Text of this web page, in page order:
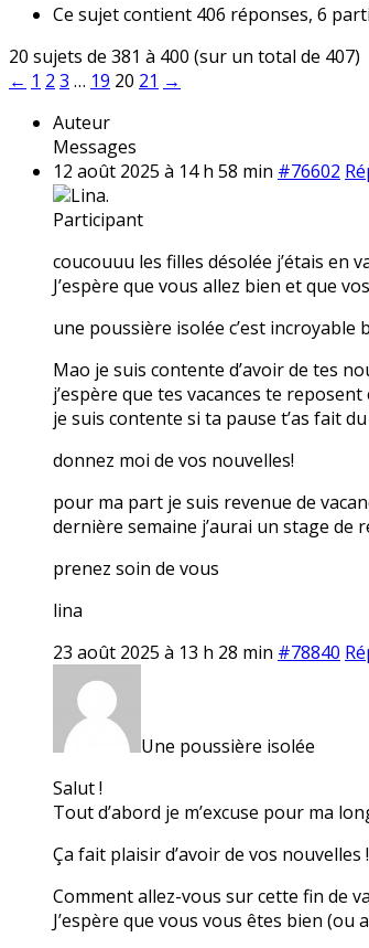
Ce sujet contient 406 réponses, 6
20 sujets de 381 à 400 (sur un total de 407)
← 1 2 3 … 19 20 21 →
Auteur
Messages
12 août 2025 à 14 h 58 min #76602
Lina.
Participant
coucouuu les filles désolée j’étais en
J’espère que vous allez bien et que
une poussière isolée c’est
Mao je suis contente d’avoir de tes
j’espère que tes vacances te
je suis contente si ta pause t’as fait
donnez moi de vos nouvelles!
pour ma part je suis revenue de
dernière semaine j’aurai un stage de
prenez soin de vous
lina
23 août 2025 à 13 h 28 min #78840
Une poussière isolée
Salut !
Tout d’abord je m’excuse pour ma
Ça fait plaisir d’avoir de vos nouvelles !
Comment allez-vous sur cette fin de
J’espère que vous vous êtes bien